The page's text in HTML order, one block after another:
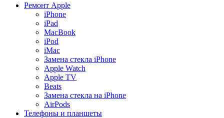
Ремонт Apple
iPhone
iPad
MacBook
iPod
iMac
Замена стекла iPhone
Apple Watch
Apple TV
Beats
Замена стекла на iPhone
AirPods
Телефоны и планшеты